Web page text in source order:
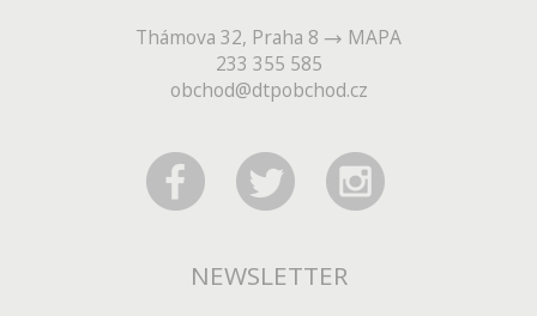
Thámova 32, Praha 8
MAPA
233 355 585
obchod@dtpobchod.cz
NEWSLETTER